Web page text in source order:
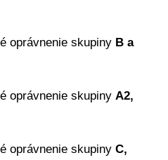
oprávnenie skupiny B a
oprávnenie skupiny A2,
oprávnenie skupiny C,